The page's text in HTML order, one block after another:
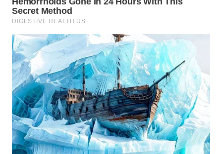
WN
INDRAMAYU
WN
KUNINGAN
WN
MAJALENGKA
WN
SUBANG